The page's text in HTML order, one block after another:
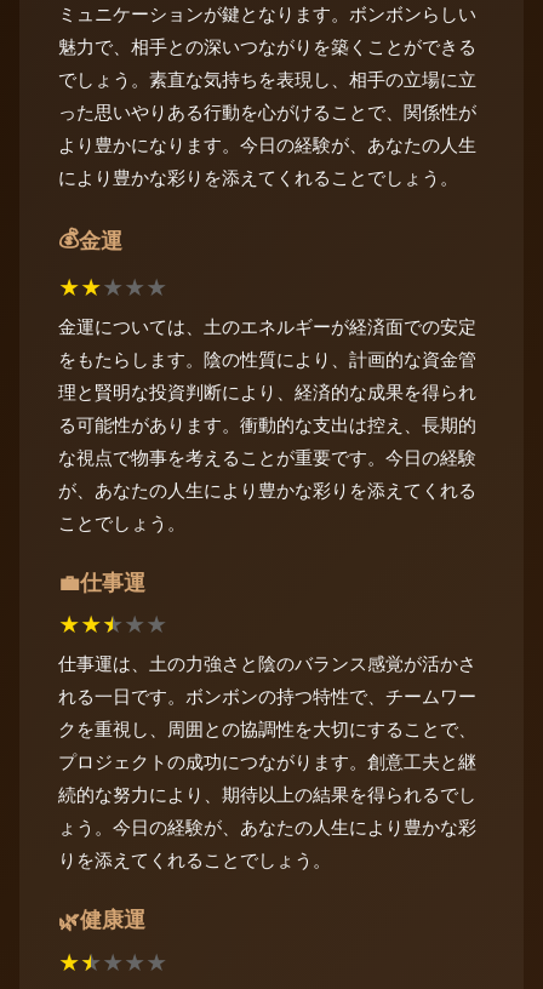
ミュニケーションが鍵となります。ボンボンらしい
魅力で、相手との深いつながりを築くことができる
でしょう。素直な気持ちを表現し、相手の立場に立
った思いやりある行動を心がけることで、関係性が
より豊かになります。今日の経験が、あなたの人生
により豊かな彩りを添えてくれることでしょう。
💰金運
★★★★★
金運については、土のエネルギーが経済面での安定
をもたらします。陰の性質により、計画的な資金管
理と賢明な投資判断により、経済的な成果を得られ
る可能性があります。衝動的な支出は控え、長期的
な視点で物事を考えることが重要です。今日の経験
が、あなたの人生により豊かな彩りを添えてくれる
ことでしょう。
💼仕事運
★★★★★
仕事運は、土の力強さと陰のバランス感覚が活かさ
れる一日です。ボンボンの持つ特性で、チームワー
クを重視し、周囲との協調性を大切にすることで、
プロジェクトの成功につながります。創意工夫と継
続的な努力により、期待以上の結果を得られるでし
ょう。今日の経験が、あなたの人生により豊かな彩
りを添えてくれることでしょう。
🌿健康運
★★★★★